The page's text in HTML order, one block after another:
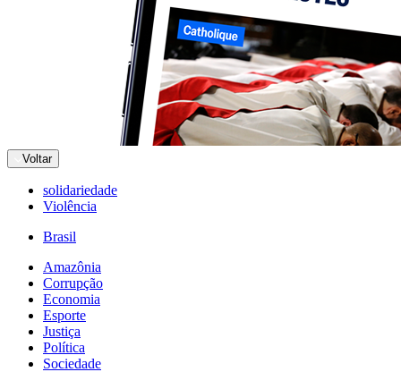
Voltar
solidariedade
Violência
Brasil
Amazônia
Corrupção
Economia
Esporte
Justiça
Política
Sociedade